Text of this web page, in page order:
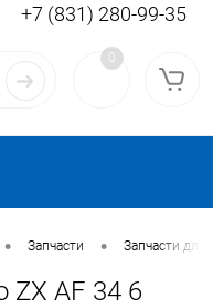
+7 (831) 280-99-35
0
• Запчасти • Запчасти для
ZX AF 34 6